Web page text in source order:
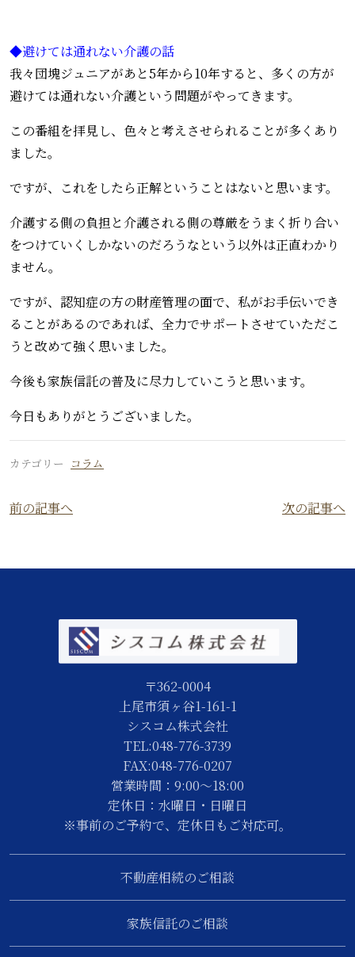
◆避けては通れない介護の話
我々団塊ジュニアがあと5年から10年すると、多くの方が
避けては通れない介護という問題がやってきます。
この番組を拝見し、色々と考えさせられることが多くあり
ました。
ですが、これをしたら正解ということはないと思います。
介護する側の負担と介護される側の尊厳をうまく折り合い
をつけていくしかないのだろうなという以外は正直わかり
ません。
ですが、認知症の方の財産管理の面で、私がお手伝いでき
ることがあるのであれば、全力でサポートさせていただこ
うと改めて強く思いました。
今後も家族信託の普及に尽力していこうと思います。
今日もありがとうございました。
カテゴリー コラム
前の記事へ 次の記事へ
〒362-0004
上尾市須ヶ谷1-161-1
シスコム株式会社
TEL:048-776-3739
FAX:048-776-0207
営業時間：9:00～18:00
定休日：水曜日・日曜日
※事前のご予約で、定休日もご対応可。
不動産相続のご相談
家族信託のご相談